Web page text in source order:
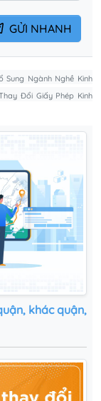
GỬI NHANH
Sung Ngành Nghề Kinh
Đổi Giấy Phép Kinh
khác quận,